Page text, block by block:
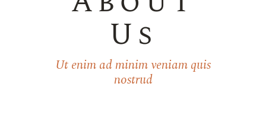
Us
Ut enim ad minim veniam quis
nostrud